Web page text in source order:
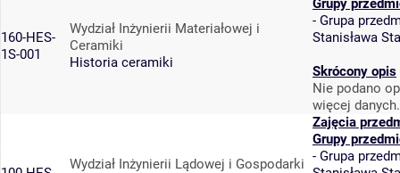
160-HES-
1S-001
Wydział Inżynierii Materiałowej i
Ceramiki
Historia ceramiki
Grupy
- Grupa
Stanisława
Skrócony opis
Nie podano
więcej danych.
Wydział Inżynierii Lądowej i Gospodarki
Zajęcia
Grupy
- Grupa